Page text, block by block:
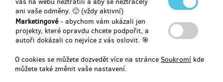
ani vaše odměny. 🙂 (vždy aktivní)
Marketingové- abychom vám ukázali jen
projekty, které opravdu chcete podpořit, a
autoři dokázali co nejvíce z vás oslovit. 🎯
O cookies se můžete dozvedět více na stránce Soukromí kde
můžete také změnit vaše nastavení.
Doručení odměny: do čtvrt roku po ukončení projektu na Hithitu
89 Kč